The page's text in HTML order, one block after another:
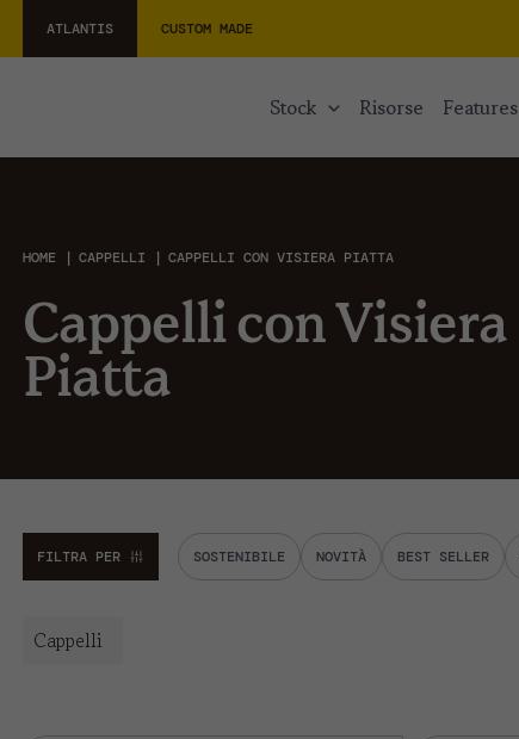
ATLANTIS CUSTOM MADE
stock risorse features
HOME CAPPELLI CAPPELLI CON VISIERA PIATTA
Cappelli con Visiera
Piatta
FILTRA PER SOSTENIBILE NOVITÀ BEST SELLER
Cappelli